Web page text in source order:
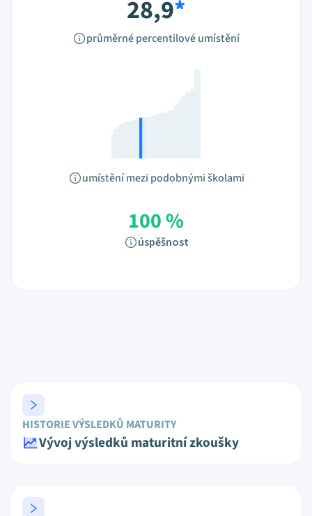
28,9*
průměrné percentilové umístění
umístění mezi podobnými školami
100 %
úspěšnost
HISTORIE VÝSLEDKŮ MATURITY
Vývoj výsledků maturitní zkoušky